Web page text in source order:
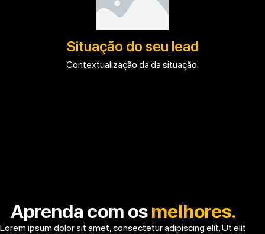
Situação do seu lead
Contextualização da da situação.
Aprenda com osmelhores.
Lorem ipsum dolor sit amet, consectetur adipiscing elit. Ut elit